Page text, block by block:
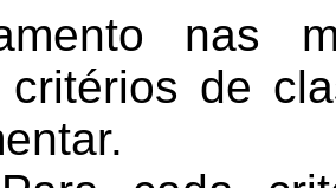
nas
critérios de